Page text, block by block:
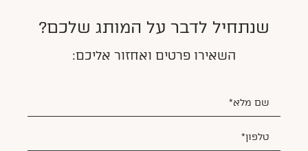
שנתחיל לדבר על המותג שלכם?
השאירו פרטים ואחזור אליכם: